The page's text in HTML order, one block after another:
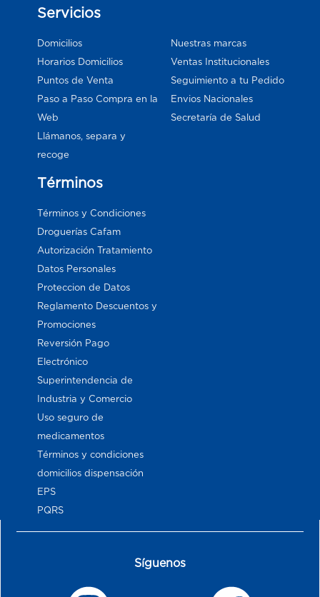
Servicios
Domicilios
Horarios Domicilios
Puntos de Venta
Paso a Paso Compra en la
Web
Llámanos, separa y
recoge
Nuestras marcas
Ventas Institucionales
Seguimiento a tu Pedido
Envios Nacionales
Secretaría de Salud
Términos
Términos y Condiciones
Droguerías Cafam
Autorización Tratamiento
Datos Personales
Proteccion de Datos
Reglamento Descuentos y
Promociones
Reversión Pago
Electrónico
Superintendencia de
Industria y Comercio
Uso seguro de
medicamentos
Términos y condiciones
domicilios dispensación
EPS
PQRS
Síguenos